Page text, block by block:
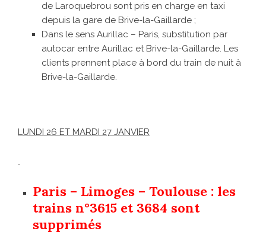
de Laroquebrou sont pris en charge en taxi
depuis la gare de Brive-la-Gaillarde ;
Dans le sens Aurillac – Paris, substitution par
autocar entre Aurillac et Brive-la-Gaillarde. Les
clients prennent place à bord du train de nuit à
Brive-la-Gaillarde.
LUNDI 26 ET MARDI 27 JANVIER
Paris – Limoges – Toulouse : les
trains n°3615 et 3684 sont
supprimés